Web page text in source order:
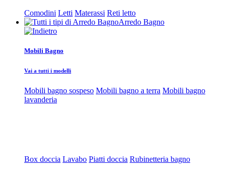
Comodini Letti Materassi Reti letto
Arredo Bagno
Mobili Bagno
Vai a tutti i modelli
Mobili bagno sospeso Mobili bagno a terra Mobili bagno
lavanderia
Box doccia Lavabo Piatti doccia Rubinetteria bagno